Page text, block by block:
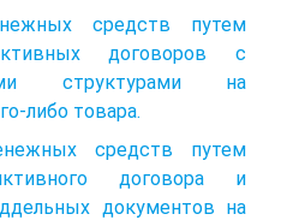
средств путем
договоров с
структурами на
либо товара.
средств путем
договора и
документов на